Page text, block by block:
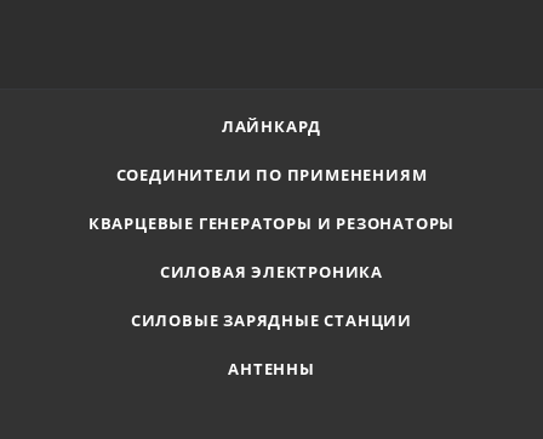
ЛАЙНКАРД
СОЕДИНИТЕЛИ ПО ПРИМЕНЕНИЯМ
КВАРЦЕВЫЕ ГЕНЕРАТОРЫ И РЕЗОНАТОРЫ
СИЛОВАЯ ЭЛЕКТРОНИКА
СИЛОВЫЕ ЗАРЯДНЫЕ СТАНЦИИ
АНТЕННЫ